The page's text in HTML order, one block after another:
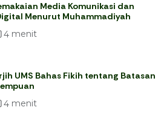
Media Komunikasi dan
Menurut Muhammadiyah
4 menit
UMS Bahas Fikih tentang Batasan
4 menit